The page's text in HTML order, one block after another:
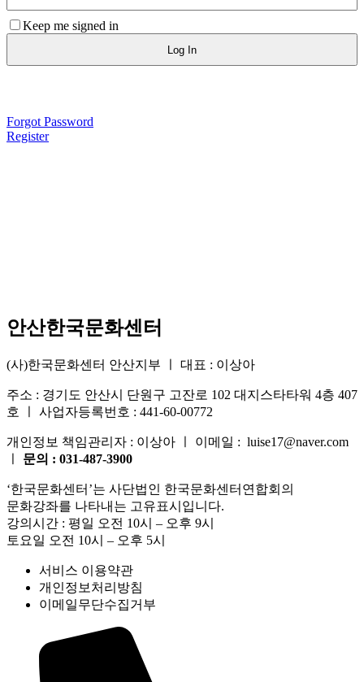
Keep me signed in
Log In
Forgot Password
Register
안산한국문화센터
(사)한국문화센터 안산지부 ㅣ 대표 : 이상아
주소 : 경기도 안산시 단원구 고잔로 102 대지스타타워 4층 407
호 ㅣ 사업자등록번호 : 441-60-00772
개인정보 책임관리자 : 이상아 ㅣ 이메일 : luise17@naver.com
문의 : 031-487-3900
‘한국문화센터’는 사단법인 한국문화센터연합회의
문화강좌를 나타내는 고유표시입니다.
강의시간 : 평일 오전 10시 – 오후 9시
토요일 오전 10시 – 오후 5시
서비스 이용약관
개인정보처리방침
이메일무단수집거부